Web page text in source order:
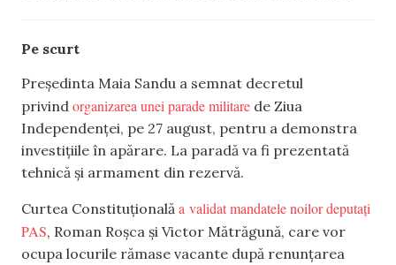
Pe scurt
Președinta Maia Sandu a semnat decretul
privind organizarea unei parade militare de Ziua
Independenței, pe 27 august, pentru a demonstra
investițiile în apărare. La paradă va fi prezentată
tehnică și armament din rezervă.
Curtea Constituțională a validat mandatele noilor deputați
PAS, Roman Roșca și Victor Mătrăgună, care vor
ocupa locurile rămase vacante după renunțarea